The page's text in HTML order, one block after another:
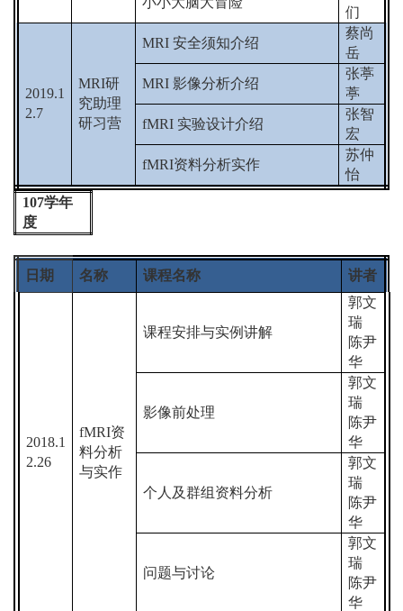
们
2019.1
2.7
MRI研
究助理
研习营
MRI 安全须知介绍
蔡尚
岳
MRI 影像分析介绍
张葶
葶
fMRI 实验设计介绍
张智
宏
fMRI资料分析实作
苏仲
怡
107学年
度
日期 名称 课程名称 讲者
2018.1
2.26
fMRI资
料分析
与实作
课程安排与实例讲解
郭文
瑞
陈尹
华
影像前处理
郭文
瑞
陈尹
华
个人及群组资料分析
郭文
瑞
陈尹
华
问题与讨论
郭文
瑞
陈尹
华